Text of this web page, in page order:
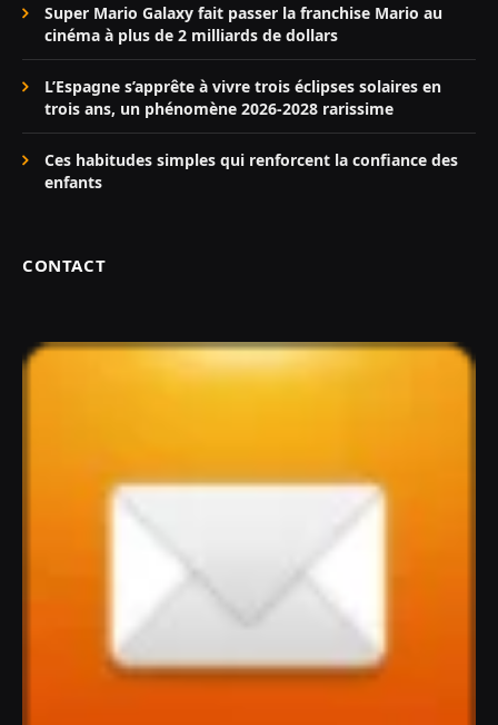
Super Mario Galaxy fait passer la franchise Mario au
cinéma à plus de 2 milliards de dollars
L’Espagne s’apprête à vivre trois éclipses solaires en
trois ans, un phénomène 2026-2028 rarissime
Ces habitudes simples qui renforcent la confiance des
enfants
CONTACT